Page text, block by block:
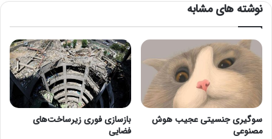
نوشته های مشابه
سوگیری جنسیتی عجیب هوش
مصنوعی
بازسازی فوری زیرساخت‌های
فضایی